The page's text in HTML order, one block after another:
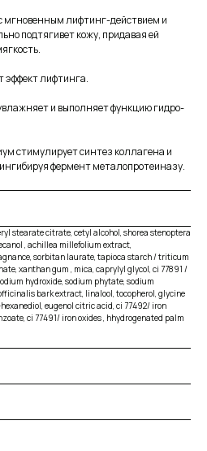
мгновенным лифтинг-действием и
подтягивет кожу, придавая ей
эффект лифтинга.
и выполняет функцию гидро-
стимулирует синтез коллагена и
фермент металопротеиназу.
stearate citrate, cetyl alcohol, shorea stenoptera
, achillea millefolium extract,
sorbitan laurate, tapioca starch / triticum
xanthan gum , mica, caprylyl glycol, ci 77891 /
hydroxide, sodium phytate, sodium
bark extract, linalool, tocopherol, glycine
eugenol citric acid, ci 77492/ iron
ci 77491/ iron oxides , hhydrogenated palm